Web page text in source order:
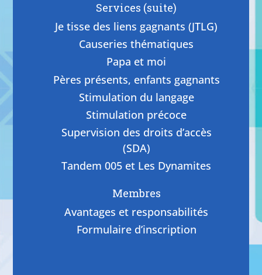
Services (suite)
Je tisse des liens gagnants (JTLG)
Causeries thématiques
Papa et moi
Pères présents, enfants gagnants
Stimulation du langage
Stimulation précoce
Supervision des droits d’accès
(SDA)
Tandem 005 et Les Dynamites
Membres
Avantages et responsabilités
Formulaire d’inscription